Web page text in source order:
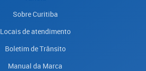
Sobre Curitiba
Locais de atendimento
Boletim de Trânsito
Manual da Marca